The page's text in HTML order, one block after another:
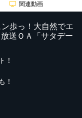
関連動画
歩っ！大自然でエ
送ＯＡ「サタデー
！
！